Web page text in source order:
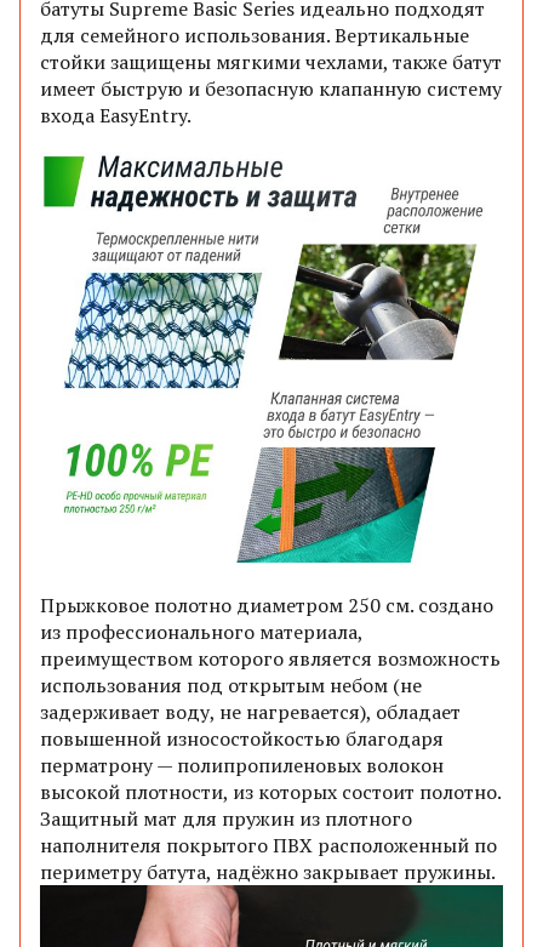
батуты Supreme Basic Series идеально подходят
для семейного использования. Вертикальные
стойки защищены мягкими чехлами, также батут
имеет быструю и безопасную клапанную систему
входа EasyEntry.
Прыжковое полотно диаметром 250 см. создано
из профессионального материала,
преимуществом которого является возможность
использования под открытым небом (не
задерживает воду, не нагревается), обладает
повышенной износостойкостью благодаря
перматрону — полипропиленовых волокон
высокой плотности, из которых состоит полотно.
Защитный мат для пружин из плотного
наполнителя покрытого ПВХ расположенный по
периметру батута, надёжно закрывает пружины.